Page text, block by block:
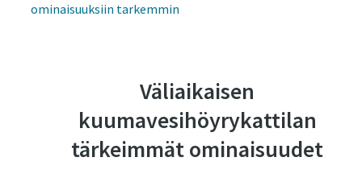
ominaisuuksiin tarkemmin
Väliaikaisen
kuumavesihöyrykattilan
tärkeimmät ominaisuudet